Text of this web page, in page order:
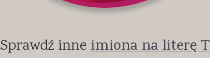
Sprawdź inne imiona na literę T